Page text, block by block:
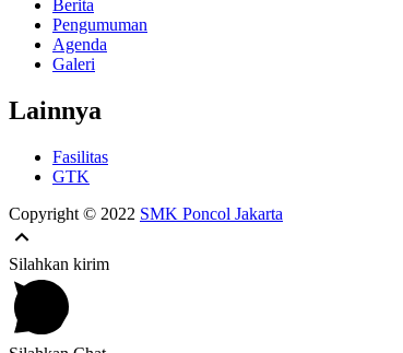
Berita
Pengumuman
Agenda
Galeri
Lainnya
Fasilitas
GTK
Copyright © 2022 SMK Poncol Jakarta
Silahkan kirim